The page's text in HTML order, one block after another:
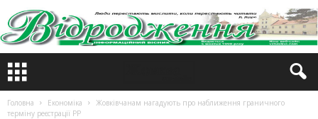
Головна Економіка
Жовківчанам нагадують про наближення граничного
терміну реєстрації РР